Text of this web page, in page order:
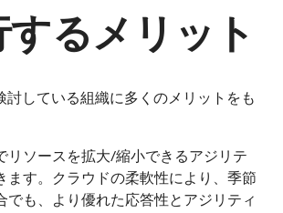
るメリット
している組織に多くのメリットをも
リソースを拡大/縮小できるアジリテ
す。クラウドの柔軟性により、季節
も、より優れた応答性とアジリティ